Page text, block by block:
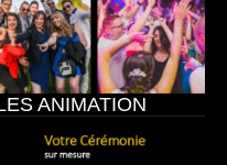
ANIMATION